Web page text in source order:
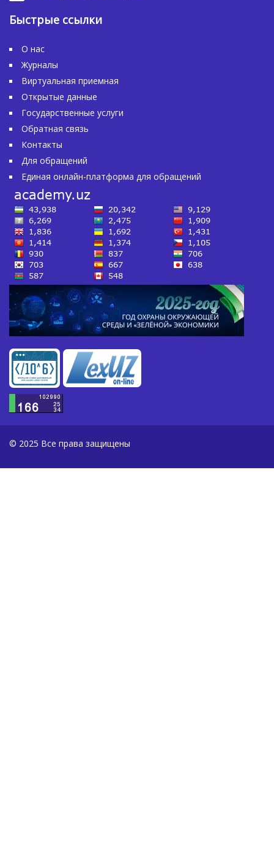
Быстрые ссылки
О нас
Журналы
Виртуальная приемная
Открытые данные
Государственные услуги
Обратная связь
Контакты
Для обращений
Единая онлайн-платформа для обращений
© 2025 Все права защищены